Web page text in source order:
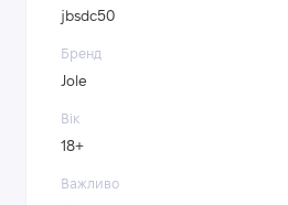
jbsdc50
Бренд
Jole
Вік
18+
Важливо